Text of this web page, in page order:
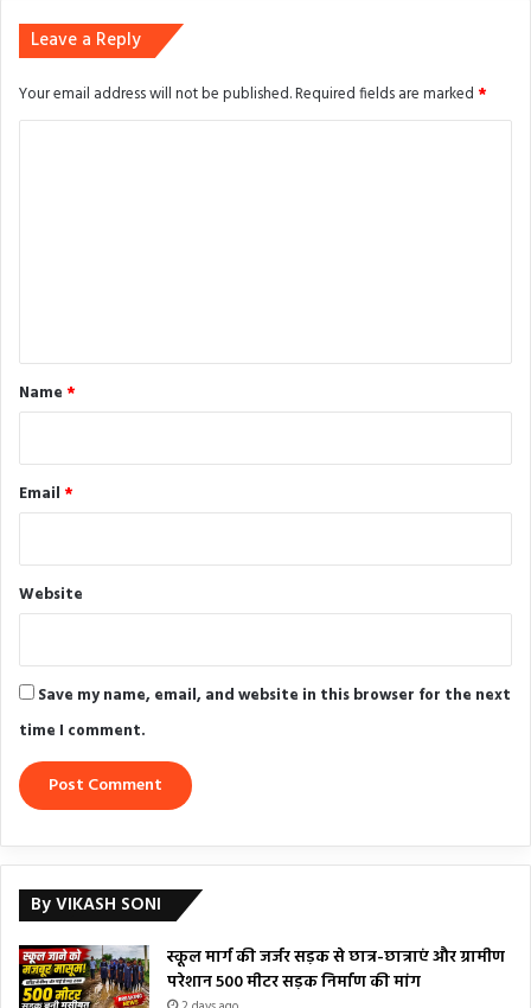
Leave a Reply
Your email address will not be published.Required fields are marked *
*
Name *
Email *
Website
Save my name, email, and website in this browser for the next
time I comment.
By VIKASH SONI
स्कूल मार्ग की जर्जर सड़क से छात्र-छात्राएं और ग्रामीण
परेशान 500 मीटर सड़क निर्माण की मांग